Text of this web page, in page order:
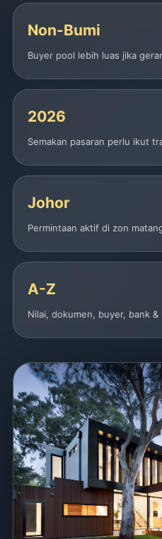
Non-Bumi
Buyer pool lebih luas jika
2026
Semakan pasaran perlu ikut
Johor
Permintaan aktif di zon
A-Z
Nilai, dokumen, buyer, bank &